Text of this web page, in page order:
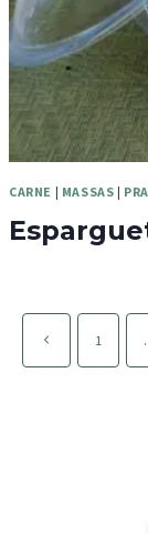
CARNE | MASSAS |
Page
navigation
Página
anterior
1